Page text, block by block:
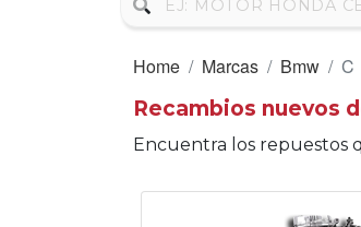
Neumáticos
Motores
Home Marcas Bmw
C
Recambios nuevos
Encuentra los repuestos